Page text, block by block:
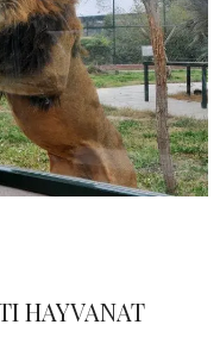
HAYVANAT